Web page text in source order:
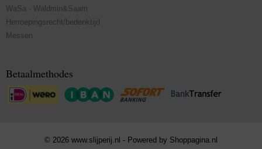
WaSa - Waldmin&Saam
Herroepingsrecht/bedenktijd
Messen
Betaalmethodes
© 2026 www.slijperij.nl - Powered by Shoppagina.nl